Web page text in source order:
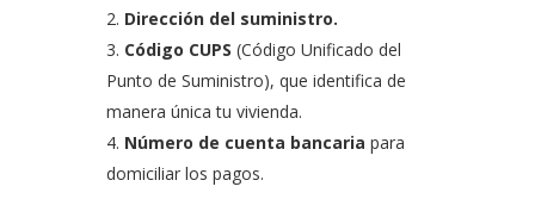
Dirección del suministro.
Código CUPS (Código Unificado del
Punto de Suministro), que identifica de
manera única tu vivienda.
Número de cuenta bancaria para
domiciliar los pagos.